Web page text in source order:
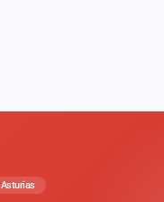
Asturias